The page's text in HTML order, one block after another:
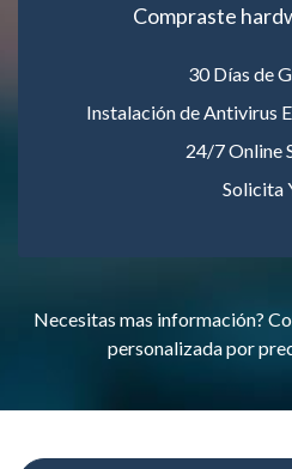
Compraste
30 Días de
Instalación de Antivirus
24/7 Online
Solicita
Necesitas mas información?
personalizada por